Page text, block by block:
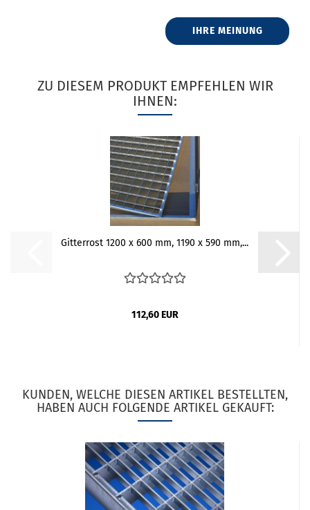
IHRE MEINUNG
ZU DIESEM PRODUKT EMPFEHLEN WIR
IHNEN:
Gitterrost 1200 x 600 mm, 1190 x 590 mm,...
112,60 EUR
KUNDEN, WELCHE DIESEN ARTIKEL BESTELLTEN,
HABEN AUCH FOLGENDE ARTIKEL GEKAUFT: